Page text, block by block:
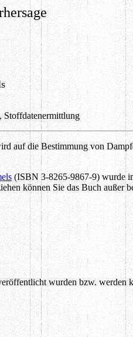
Stoffdatenermittlung
auf die Bestimmung von
(ISBN 3-8265-9867-9) wurde
können Sie das Buch außer
wurden bzw. werden